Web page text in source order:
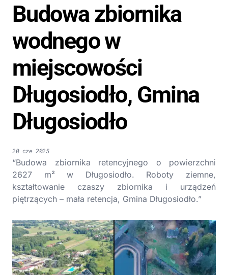
Budowa zbiornika
wodnego w
miejscowości
Długosiodło, Gmina
Długosiodło
“Budowa zbiornika retencyjnego o powierzchni
2627 m² w Długosiodło. Roboty ziemne,
kształtowanie czaszy zbiornika i urządzeń
piętrzących – mała retencja, Gmina Długosiodło.”
20 cze 2025